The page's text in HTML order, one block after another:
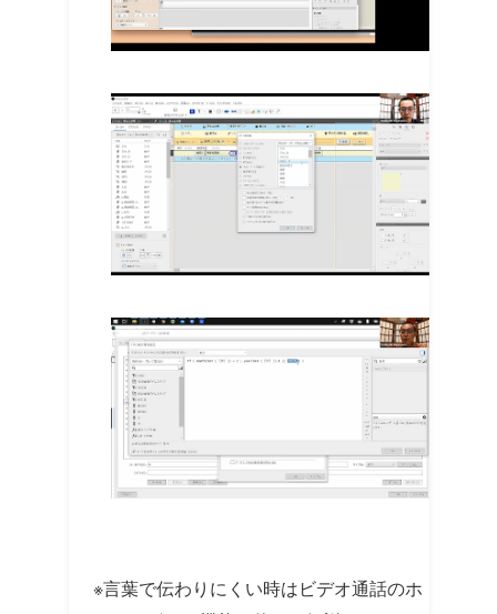
※言葉で伝わりにくい時はビデオ通話のホ